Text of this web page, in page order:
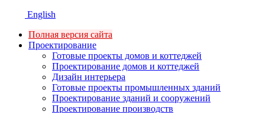
English
Полная версия сайта
Проектирование
Готовые проекты домов и коттеджей
Проектирование домов и коттеджей
Дизайн интерьера
Готовые проекты промышленных зданий
Проектирование зданий и сооружений
Проектирование производств